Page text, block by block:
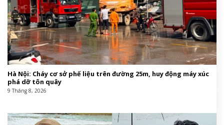
Hà Nội: Cháy cơ sở phế liệu trên đường 25m, huy động máy xúc
phá dỡ tôn quây
9 Tháng 8, 2026